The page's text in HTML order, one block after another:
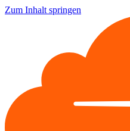
Zum Inhalt springen